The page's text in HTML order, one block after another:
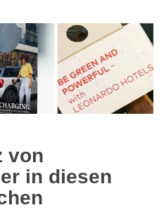
von
in diesen